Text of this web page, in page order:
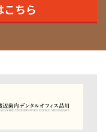
こちら